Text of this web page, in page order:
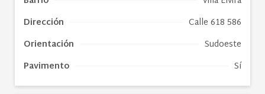
Dirección
Calle 618 586
Orientación
Sudoeste
Pavimento
Sí